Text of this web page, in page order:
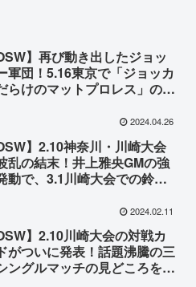
】再び動き出したジョッ
軍団！5.16東京で「ジョッカ
らけのマットプロレス」の開
2024.04.26
】2.10神奈川・川崎大会
乱の結末！井上雅央GMの強
動で、3.1川崎大会での鈴木
2024.02.11
】2.10川崎大会の対戦カ
がついに発表！話題沸騰の三
ングルマッチの見どころをご